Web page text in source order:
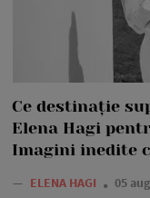
Ce destinație
Elena Hagi
Imagini inedite
— ELENA HAGI 05